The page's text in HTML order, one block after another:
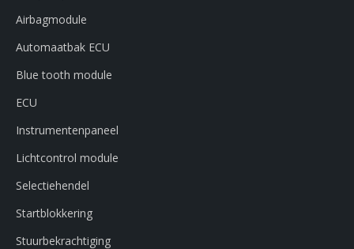
Airbagmodule
Automaatbak ECU
Blue tooth module
ECU
Instrumentenpaneel
Lichtcontrol module
Selectiehendel
Startblokkering
Stuurbekrachtiging